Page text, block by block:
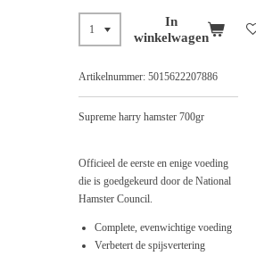
In
winkelwagen
Artikelnummer: 5015622207886
Supreme harry hamster 700gr
Officieel de eerste en enige voeding
die is goedgekeurd door de National
Hamster Council.
Complete, evenwichtige voeding
Verbetert de spijsvertering